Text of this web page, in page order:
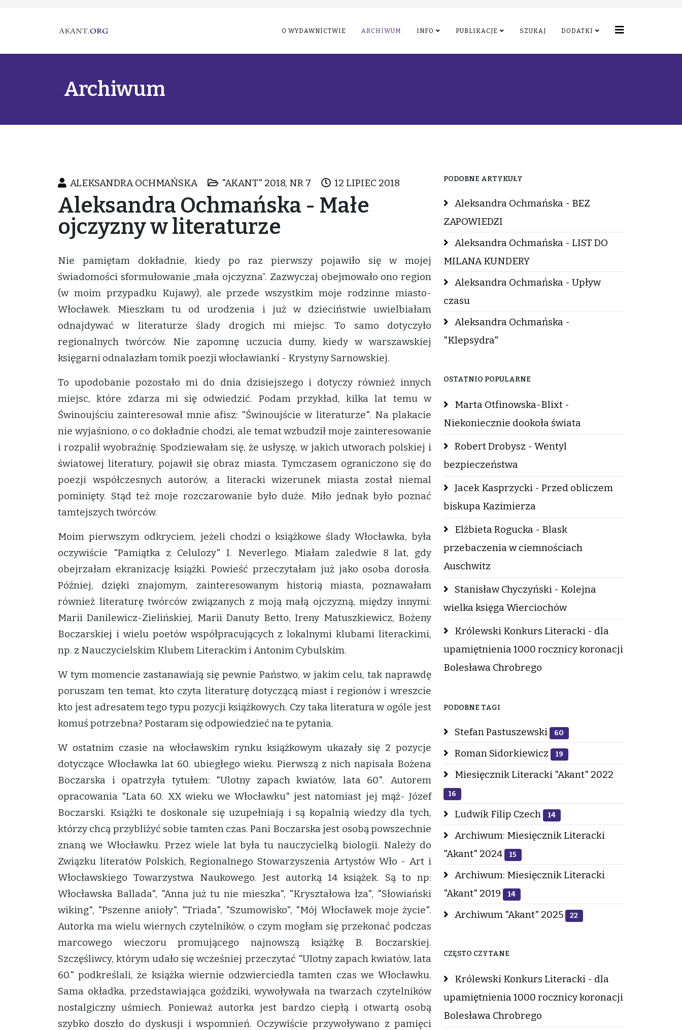
O WYDAWNICTWIE ARCHIWUM INFO PUBLIKACJE SZUKAJ DODATKI
Archiwum
ALEKSANDRA OCHMAŃSKA "AKANT" 2018, NR 7 12 LIPIEC 2018
Aleksandra Ochmańska - Małe
ojczyzny w literaturze
Nie pamiętam dokładnie, kiedy po raz pierwszy pojawiło się w mojej
świadomości sformułowanie „mała ojczyzna”. Zazwyczaj obejmowało ono region
(w moim przypadku Kujawy), ale przede wszystkim moje rodzinne miasto-
Włocławek. Mieszkam tu od urodzenia i już w dzieciństwie uwielbiałam
odnajdywać w literaturze ślady drogich mi miejsc. To samo dotyczyło
regionalnych twórców. Nie zapomnę uczucia dumy, kiedy w warszawskiej
księgarni odnalazłam tomik poezji włocławianki - Krystyny Sarnowskiej.
To upodobanie pozostało mi do dnia dzisiejszego i dotyczy również innych
miejsc, które zdarza mi się odwiedzić. Podam przykład, kilka lat temu w
Świnoujściu zainteresował mnie afisz: "Świnoujście w literaturze". Na plakacie
nie wyjaśniono, o co dokładnie chodzi, ale temat wzbudził moje zainteresowanie
i rozpalił wyobraźnię. Spodziewałam się, że usłyszę, w jakich utworach polskiej i
światowej literatury, pojawił się obraz miasta. Tymczasem ograniczono się do
poezji współczesnych autorów, a literacki wizerunek miasta został niemal
pominięty. Stąd też moje rozczarowanie było duże. Miło jednak było poznać
tamtejszych twórców.
Moim pierwszym odkryciem, jeżeli chodzi o książkowe ślady Włocławka, była
oczywiście "Pamiątka z Celulozy" I. Neverlego. Miałam zaledwie 8 lat, gdy
obejrzałam ekranizację książki. Powieść przeczytałam już jako osoba dorosła.
Później, dzięki znajomym, zainteresowanym historią miasta, poznawałam
również literaturę twórców związanych z moją małą ojczyzną, między innymi:
Marii Danilewicz-Zielińskiej, Marii Danuty Betto, Ireny Matuszkiewicz, Bożeny
Boczarskiej i wielu poetów współpracujących z lokalnymi klubami literackimi,
np. z Nauczycielskim Klubem Literackim i Antonim Cybulskim.
W tym momencie zastanawiają się pewnie Państwo, w jakim celu, tak naprawdę
poruszam ten temat, kto czyta literaturę dotyczącą miast i regionów i wreszcie
kto jest adresatem tego typu pozycji książkowych. Czy taka literatura w ogóle jest
komuś potrzebna? Postaram się odpowiedzieć na te pytania.
W ostatnim czasie na włocławskim rynku książkowym ukazały się 2 pozycje
dotyczące Włocławka lat 60. ubiegłego wieku. Pierwszą z nich napisała Bożena
Boczarska i opatrzyła tytułem: "Ulotny zapach kwiatów, lata 60". Autorem
opracowania "Lata 60. XX wieku we Włocławku" jest natomiast jej mąż- Józef
Boczarski. Książki te doskonale się uzupełniają i są kopalnią wiedzy dla tych,
którzy chcą przybliżyć sobie tamten czas. Pani Boczarska jest osobą powszechnie
znaną we Włocławku. Przez wiele lat była tu nauczycielką biologii. Należy do
Związku literatów Polskich, Regionalnego Stowarzyszenia Artystów Wło - Art i
Włocławskiego Towarzystwa Naukowego. Jest autorką 14 książek. Są to np:
Włocławska Ballada", "Anna już tu nie mieszka", "Kryształowa łza", "Słowiański
wiking", "Pszenne anioły", "Triada", "Szumowisko", "Mój Włocławek moje życie".
Autorka ma wielu wiernych czytelników, o czym mogłam się przekonać podczas
marcowego wieczoru promującego najnowszą książkę B. Boczarskiej.
Szczęśliwcy, którym udało się wcześniej przeczytać "Ulotny zapach kwiatów, lata
60." podkreślali, że książka wiernie odzwierciedla tamten czas we Włocławku.
Sama okładka, przedstawiająca goździki, wywoływała na twarzach czytelników
nostalgiczny uśmiech. Ponieważ autorka jest bardzo ciepłą i otwartą osobą
szybko doszło do dyskusji i wspomnień. Oczywiście przywoływano z pamięci
PODOBNE ARTYKUŁY
Aleksandra Ochmańska - BEZ
ZAPOWIEDZI
Aleksandra Ochmańska - LIST DO
MILANA KUNDERY
Aleksandra Ochmańska - Upływ
czasu
Aleksandra Ochmańska -
"Klepsydra"
OSTATNIO POPULARNE
Marta Otfinowska-Blixt -
Niekoniecznie dookoła świata
Robert Drobysz - Wentyl
bezpieczeństwa
Jacek Kasprzycki - Przed obliczem
biskupa Kazimierza
Elżbieta Rogucka - Blask
przebaczenia w ciemnościach
Auschwitz
Stanisław Chyczyński - Kolejna
wielka księga Wierciochów
Królewski Konkurs Literacki - dla
upamiętnienia 1000 rocznicy koronacji
Bolesława Chrobrego
PODOBNE TAGI
Stefan Pastuszewski 60
Roman Sidorkiewicz 19
Miesięcznik Literacki "Akant" 2022
16
Ludwik Filip Czech 14
Archiwum: Miesięcznik Literacki
"Akant" 2024
15
Archiwum: Miesięcznik Literacki
"Akant" 2019
14
Archiwum "Akant" 2025 22
CZĘSTO CZYTANE
Królewski Konkurs Literacki - dla
upamiętnienia 1000 rocznicy koronacji
Bolesława Chrobrego